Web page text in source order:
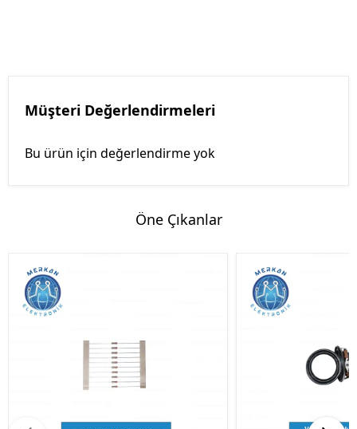
Müşteri Değerlendirmeleri
Bu ürün için değerlendirme yok
Öne Çıkanlar